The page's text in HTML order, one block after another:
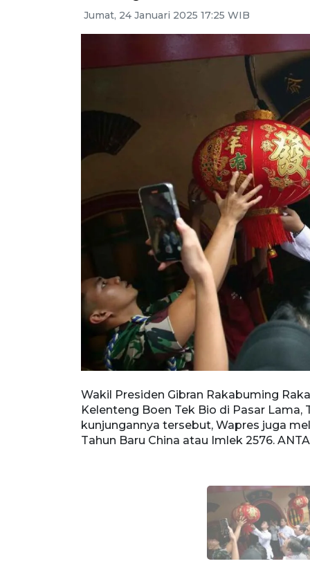
Jumat, 24 Januari 2025 17:25 WIB
Wakil Presiden Gibran Rakabuming
Kelenteng Boen Tek Bio di Pasar Lama,
kunjungannya tersebut, Wapres juga
Tahun Baru China atau Imlek 2576.